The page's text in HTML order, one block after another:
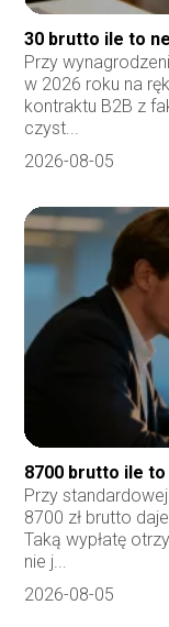
30 brutto ile to
Przy
w 2026 roku na
kontraktu B2B z
czyst...
2026-08-05
8700 brutto ile
Przy
8700 zł brutto
Taką wypłatę
nie j...
2026-08-05